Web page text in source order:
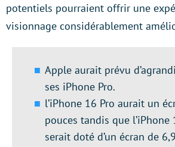
potentiels pourraient offrir une
visionnage considérablement
Apple aurait prévu
ses iPhone Pro.
l’iPhone 16 Pro aurait un
pouces tandis que l’iPhone
serait doté d’un écran de